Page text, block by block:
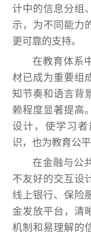
计中的信息分组
示，为不同能力
更可靠的支持。
在教育体系
材已成为重要组
知节奏和语言背
赖程度显著提高
设计，使学习
识，也为教育公
在金融与公
不友好的交互设
线上银行、保险
金发放平台，清
机制和易理解的